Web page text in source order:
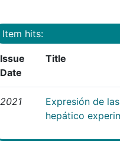
Item hits:
Issue
Date
Title
2021
Expresión de
hepático